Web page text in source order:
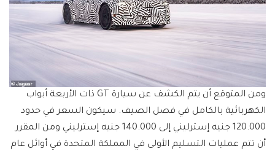
ومن المتوقع أن يتم الكشف عن سيارة GT ذات الأربعة أبواب
الكهربائية بالكامل في فصل الصيف. سيكون السعر في حدود
120.000 جنيه إسترليني إلى 140.000 جنيه إسترليني ومن المقرر
أن تتم عمليات التسليم الأولى في المملكة المتحدة في أوائل عام